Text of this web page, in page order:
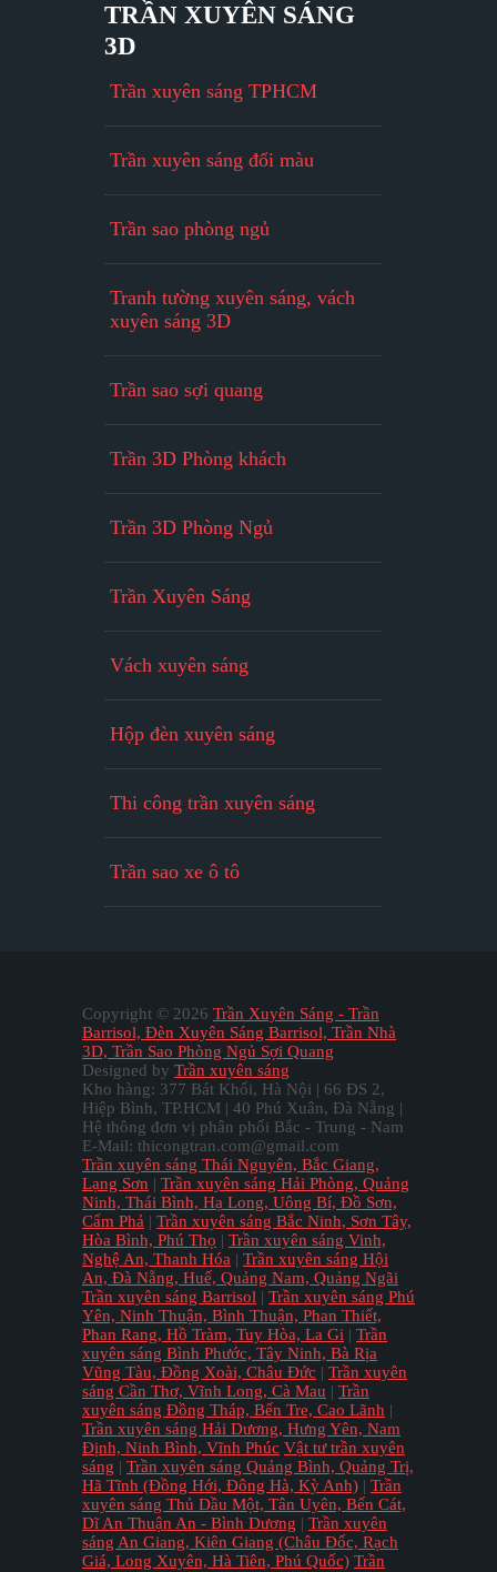
TRẦN XUYÊN SÁNG
3D
Trần xuyên sáng TPHCM
Trần xuyên sáng đổi màu
Trần sao phòng ngủ
Tranh tường xuyên sáng, vách
xuyên sáng 3D
Trần sao sợi quang
Trần 3D Phòng khách
Trần 3D Phòng Ngủ
Trần Xuyên Sáng
Vách xuyên sáng
Hộp đèn xuyên sáng
Thi công trần xuyên sáng
Trần sao xe ô tô
Copyright © 2026 Trần Xuyên Sáng - Trần
Barrisol, Đèn Xuyên Sáng Barrisol, Trần Nhà
3D, Trần Sao Phòng Ngủ Sợi Quang
Designed by Trần xuyên sáng
Kho hàng: 377 Bát Khối, Hà Nội | 66 ĐS 2,
Hiệp Bình, TP.HCM | 40 Phú Xuân, Đà Nẵng |
Hệ thông đơn vị phân phối Bắc - Trung - Nam
E-Mail: thicongtran.com@gmail.com
Trần xuyên sáng Thái Nguyên, Bắc Giang,
Lạng Sơn | Trần xuyên sáng Hải Phòng, Quảng
Ninh, Thái Bình, Hạ Long, Uông Bí, Đồ Sơn,
Cẩm Phả | Trần xuyên sáng Bắc Ninh, Sơn Tây,
Hòa Bình, Phú Thọ | Trần xuyên sáng Vinh,
Nghệ An, Thanh Hóa | Trần xuyên sáng Hội
An, Đà Nẵng, Huế, Quảng Nam, Quảng Ngãi
Trần xuyên sáng Barrisol | Trần xuyên sáng Phú
Yên, Ninh Thuận, Bình Thuận, Phan Thiết,
Phan Rang, Hồ Tràm, Tuy Hòa, La Gi | Trần
xuyên sáng Bình Phước, Tây Ninh, Bà Rịa
Vũng Tàu, Đồng Xoài, Châu Đức | Trần xuyên
sáng Cần Thơ, Vĩnh Long, Cà Mau | Trần
xuyên sáng Đồng Tháp, Bến Tre, Cao Lãnh |
Trần xuyên sáng Hải Dương, Hưng Yên, Nam
Định, Ninh Bình, Vĩnh Phúc Vật tư trần xuyên
sáng | Trần xuyên sáng Quảng Bình, Quảng Trị,
Hã Tĩnh (Đồng Hới, Đông Hà, Kỳ Anh) | Trần
xuyên sáng Thủ Dầu Một, Tân Uyên, Bến Cát,
Dĩ An Thuận An - Bình Dương | Trần xuyên
sáng An Giang, Kiên Giang (Châu Đốc, Rạch
Giá, Long Xuyên, Hà Tiên, Phú Quốc) Trần